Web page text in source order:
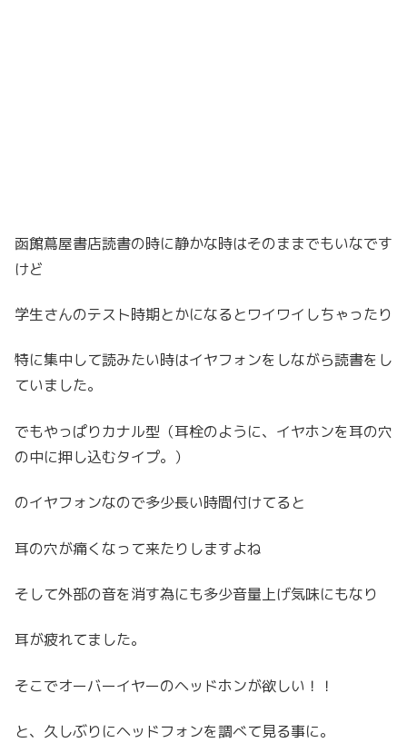
函館蔦屋書店読書の時に静かな時はそのままでもいなです
けど
学生さんのテスト時期とかになるとワイワイしちゃったり
特に集中して読みたい時はイヤフォンをしながら読書をし
ていました。
でもやっぱりカナル型（耳栓のように、イヤホンを耳の穴
の中に押し込むタイプ。）
のイヤフォンなので多少長い時間付けてると
耳の穴が痛くなって来たりしますよね
そして外部の音を消す為にも多少音量上げ気味にもなり
耳が疲れてました。
そこでオーバーイヤーのヘッドホンが欲しい！！
と、久しぶりにヘッドフォンを調べて見る事に。